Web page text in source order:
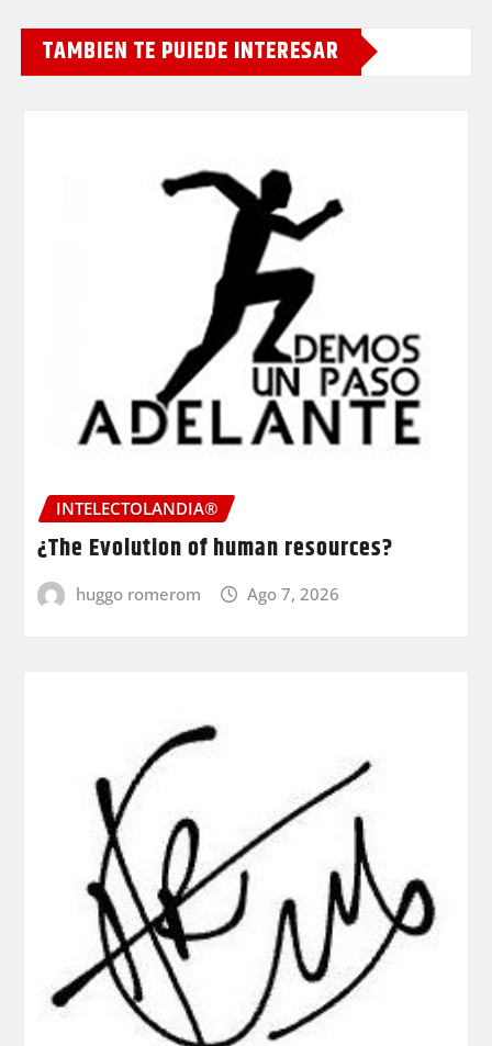
TAMBIEN TE PUIEDE INTERESAR
INTELECTOLANDIA®
¿The Evolution of human resources?
huggo romerom Ago 7, 2026